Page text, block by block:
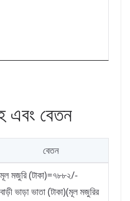
এবং বেতন
বেতন
মূল মজুরি (টাকা)=৭৮৮২/-
বাড়ী ভাড়া ভাতা (টাকা)(মূল মজুরির